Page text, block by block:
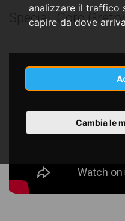
analizzare il traffico
capire da dove
Cambia le
Special: Coro